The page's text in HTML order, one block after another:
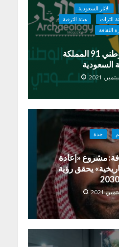
الاثار السعودية
التراث
هيئة الترفية
الثقافة
اليوم الوطني 91 المملكة
السعودية
جدة
مشروع «إعادة
يحقق رؤية
2030